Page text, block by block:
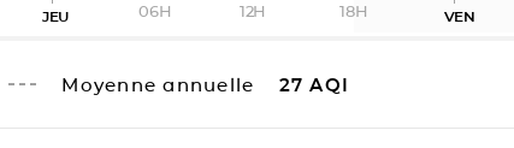
JEU 06H 12H 18H VEN
Moyenne annuelle 27 AQI